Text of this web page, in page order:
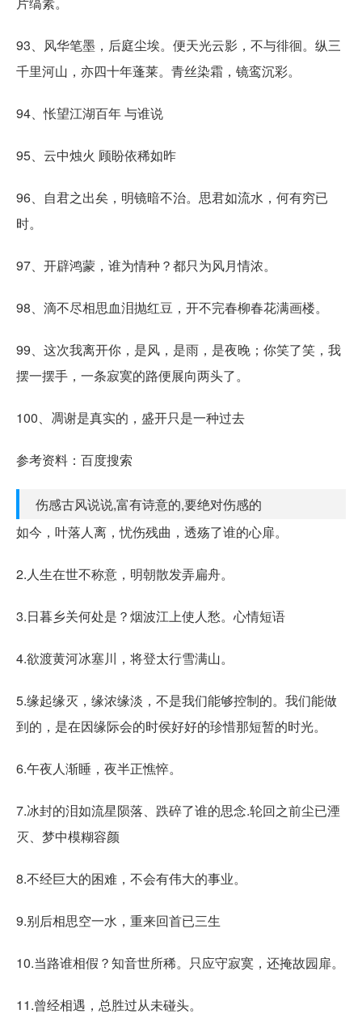
93、风华笔墨，后庭尘埃。便天光云影，不与徘徊。纵三
千里河山，亦四十年蓬莱。青丝染霜，镜鸾沉彩。
94、怅望江湖百年 与谁说
95、云中烛火 顾盼依稀如昨
96、自君之出矣，明镜暗不治。思君如流水，何有穷已
时。
97、开辟鸿蒙，谁为情种？都只为风月情浓。
98、滴不尽相思血泪抛红豆，开不完春柳春花满画楼。
99、这次我离开你，是风，是雨，是夜晚；你笑了笑，我
摆一摆手，一条寂寞的路便展向两头了。
100、凋谢是真实的，盛开只是一种过去
参考资料： 百度搜索
伤感古风说说,富有诗意的,要绝对伤感的
如今，叶落人离，忧伤残曲，透殇了谁的心扉。
2.人生在世不称意，明朝散发弄扁舟。
3.日暮乡关何处是？烟波江上使人愁。心情短语
4.欲渡黄河冰塞川，将登太行雪满山。
5.缘起缘灭，缘浓缘淡，不是我们能够控制的。我们能做
到的，是在因缘际会的时侯好好的珍惜那短暂的时光。
6.午夜人渐睡，夜半正憔悴。
7.冰封的泪如流星陨落、跌碎了谁的思念.轮回之前尘已湮
灭、梦中模糊容颜
8.不经巨大的困难，不会有伟大的事业。
9.别后相思空一水，重来回首已三生
10.当路谁相假？知音世所稀。只应守寂寞，还掩故园扉。
11.曾经相遇，总胜过从未碰头。